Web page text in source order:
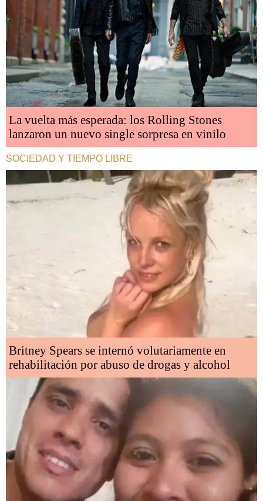
La vuelta más esperada: los Rolling Stones
lanzaron un nuevo single sorpresa en vinilo
SOCIEDAD Y TIEMPO LIBRE
Britney Spears se internó volutariamente en
rehabilitación por abuso de drogas y alcohol